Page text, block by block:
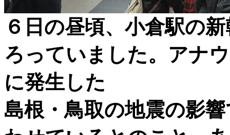
６日の昼頃、小倉駅の
ろっていました。アナ
に発生した
島根・鳥取の地震の影